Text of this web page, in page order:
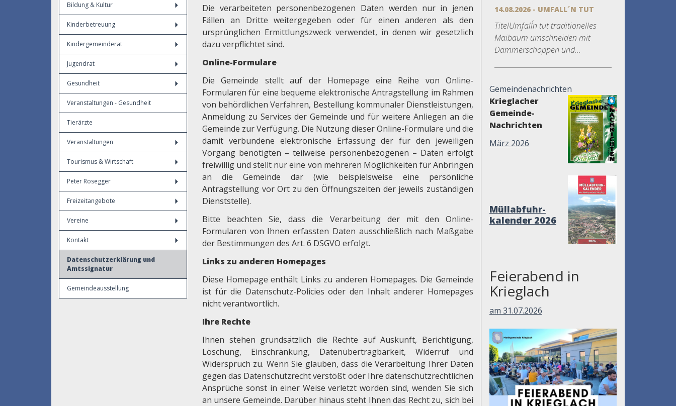
Bildung & Kultur
Kinderbetreuung
Kindergemeinderat
Jugendrat
Gesundheit
Veranstaltungen - Gesundheit
Tierärzte
Veranstaltungen
Tourismus & Wirtschaft
Peter Rosegger
Freizeitangebote
Vereine
Kontakt
Datenschutzerklärung und
Amtssignatur
Gemeindeausstellung
Die verarbeiteten personenbezogenen Daten werden nur in jenen
Fällen an Dritte weitergegeben oder für einen anderen als den
ursprünglichen Ermittlungszweck verwendet, in denen wir gesetzlich
dazu verpflichtet sind.
Online-Formulare
Die Gemeinde stellt auf der Homepage eine Reihe von Online-
Formularen für eine bequeme elektronische Antragstellung im Rahmen
von behördlichen Verfahren, Bestellung kommunaler Dienstleistungen,
Anmeldung zu Services der Gemeinde und für weitere Anliegen an die
Gemeinde zur Verfügung. Die Nutzung dieser Online-Formulare und die
damit verbundene elektronische Erfassung der für den jeweiligen
Vorgang benötigten – teilweise personenbezogenen – Daten erfolgt
freiwillig und stellt nur eine von mehreren Möglichkeiten für Anbringen
an die Gemeinde dar (wie beispielsweise eine persönliche
Antragstellung vor Ort zu den Öffnungszeiten der jeweils zuständigen
Dienststelle).
Bitte beachten Sie, dass die Verarbeitung der mit den Online-
Formularen von Ihnen erfassten Daten ausschließlich nach Maßgabe
der Bestimmungen des Art. 6 DSGVO erfolgt.
Links zu anderen Homepages
Diese Homepage enthält Links zu anderen Homepages. Die Gemeinde
ist für die Datenschutz-Policies oder den Inhalt anderer Homepages
nicht verantwortlich.
Ihre Rechte
Ihnen stehen grundsätzlich die Rechte auf Auskunft, Berichtigung,
Löschung, Einschränkung, Datenübertragbarkeit, Widerruf und
Widerspruch zu. Wenn Sie glauben, dass die Verarbeitung Ihrer Daten
gegen das Datenschutzrecht verstößt oder Ihre datenschutzrechtlichen
Ansprüche sonst in einer Weise verletzt worden sind, wenden Sie sich
an unsere Gemeinde. Darüber hinaus steht Ihnen das Recht zu, sich bei
14.08.2026 - UMFALL´N TUT
TitelUmfall´n tut traditionelles
Maibaum umschneiden mit
Dämmerschoppen und...
Gemeindenachrichten
Krieglacher
Gemeinde-
Nachrichten
März 2026
Müllabfuhr-
kalender 2026
Feierabend in
Krieglach
am 31.07.2026